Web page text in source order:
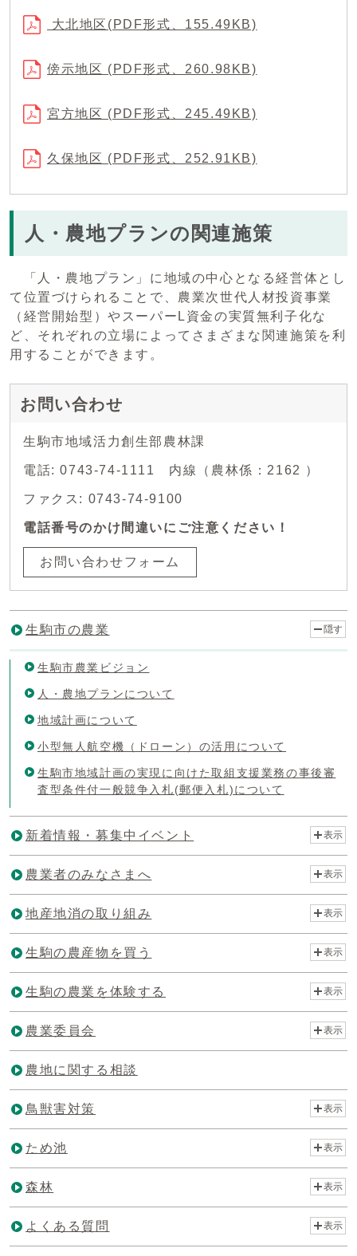
大北地区(PDF形式、155.49KB)
傍示地区 (PDF形式、260.98KB)
宮方地区 (PDF形式、245.49KB)
久保地区 (PDF形式、252.91KB)
人・農地プランの関連施策
「人・農地プラン」に地域の中心となる経営体とし
て位置づけられることで、農業次世代人材投資事業
（経営開始型）やスーパーL資金の実質無利子化な
ど、それぞれの立場によってさまざまな関連施策を利
用することができます。
お問い合わせ
生駒市地域活力創生部農林課
電話: 0743-74-1111 内線（農林係：2162 ）
ファクス: 0743-74-9100
電話番号のかけ間違いにご注意ください！
お問い合わせフォーム
生駒市の農業 隠す
生駒市農業ビジョン
人・農地プランについて
地域計画について
小型無人航空機（ドローン）の活用について
生駒市地域計画の実現に向けた取組支援業務の事後審
査型条件付一般競争入札(郵便入札)について
新着情報・募集中イベント 表示
農業者のみなさまへ 表示
地産地消の取り組み 表示
生駒の農産物を買う 表示
生駒の農業を体験する 表示
農業委員会 表示
農地に関する相談
鳥獣害対策 表示
ため池 表示
森林 表示
よくある質問 表示